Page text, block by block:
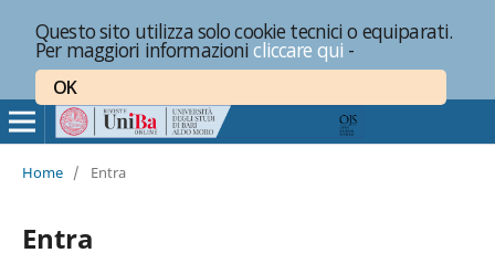
Questo sito utilizza solo cookie tecnici o equiparati.
Per maggiori informazionicliccare qui -
OK
Home / Entra
Entra